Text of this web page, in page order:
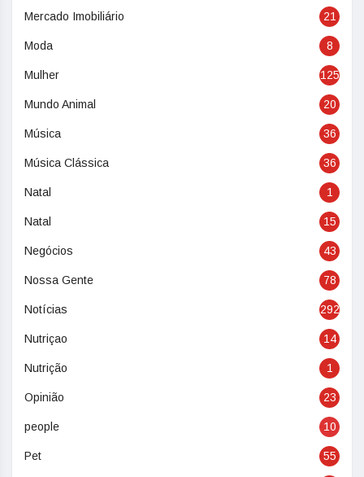
Mercado Imobiliário 21
Moda 8
Mulher 125
Mundo Animal 20
Música 36
Música Clássica 36
Natal 1
Natal 15
Negócios 43
Nossa Gente 78
Notícias 292
Nutriçao 14
Nutrição 1
Opinião 23
people 10
Pet 55